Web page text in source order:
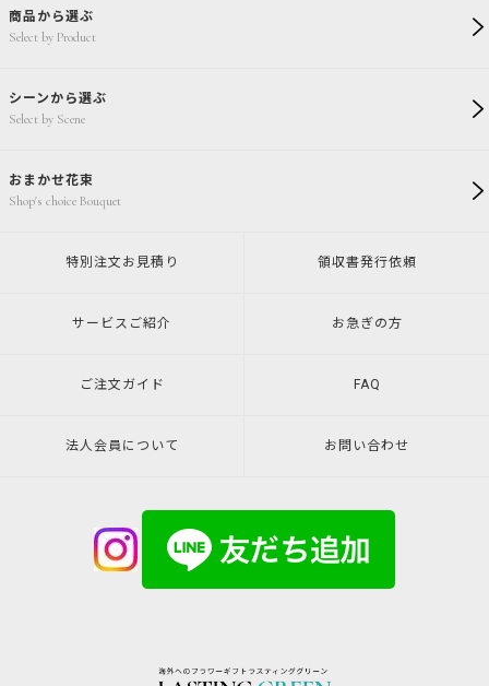
商品から選ぶ
Select by Product
シーンから選ぶ
Select by Scene
おまかせ花束
Shop's choice Bouquet
特別注文 お見積り 領収書発行依頼
サービスご紹介 お急ぎの方
ご注文ガイド FAQ
法人会員について お問い合わせ